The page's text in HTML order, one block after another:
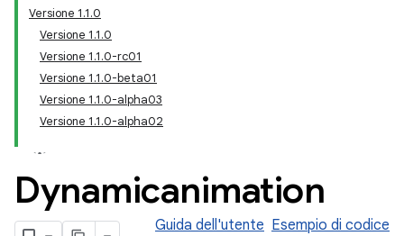
Versione 1.1.0
Versione 1.1.0
Versione 1.1.0-rc01
Versione 1.1.0-beta01
Versione 1.1.0-alpha03
Versione 1.1.0-alpha02
Dynamicanimation
Guida dell'utente Esempio di codice